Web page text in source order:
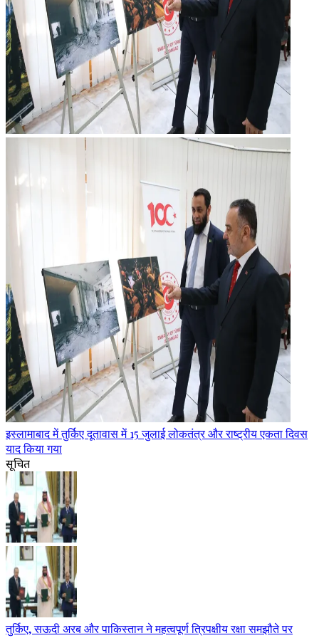
इस्लामाबाद में तुर्किए दूतावास में 15 जुलाई लोकतंत्र और राष्ट्रीय एकता दिवस
याद किया गया
सूचित
तुर्किए, सऊदी अरब और पाकिस्तान ने महत्वपूर्ण त्रिपक्षीय रक्षा समझौते पर